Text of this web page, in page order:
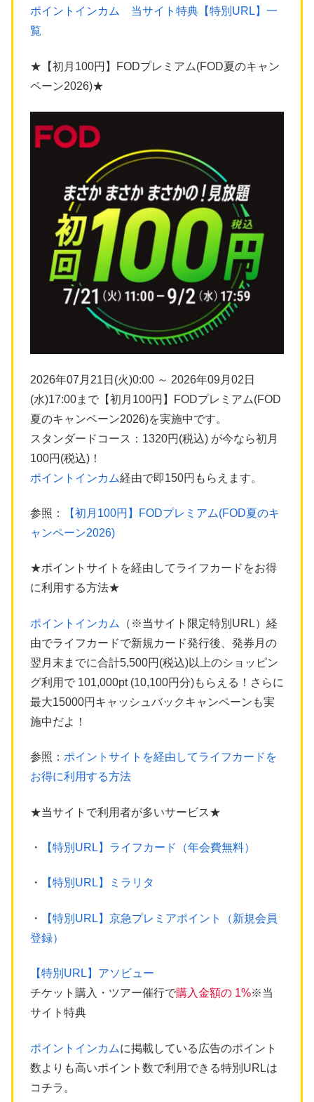
ポイントインカム 当サイト特典【特別URL】一
覧
★【初月100円】FODプレミアム(FOD夏のキャン
ペーン2026)★
2026年07月21日(火)0:00 ～ 2026年09月02日
(水)17:00まで【初月100円】FODプレミアム(FOD
夏のキャンペーン2026)を実施中です。
スタンダードコース：1320円(税込) が今なら初月
100円(税込)！
ポイントインカム経由で即150円もらえます。
参照：
【初月100円】FODプレミアム(FOD夏のキ
ャンペーン2026)
★ポイントサイトを経由してライフカードをお得
に利用する方法★
ポイントインカム
（※当サイト限定特別URL）経
由でライフカードで新規カード発行後、発券月の
翌月末までに合計5,500円(税込)以上のショッピン
グ利用で 101,000pt (10,100円分)もらえる！さらに
最大15000円キャッシュバックキャンペーンも実
施中だよ！
参照： ポイントサイトを経由してライフカードを
お得に利用する方法
★当サイトで利用者が多いサービス★
・ 【特別URL】ライフカード（年会費無料）
・ 【特別URL】ミラリタ
・
【特別URL】京急プレミアポイント（新規会員
登録）
【特別URL】アソビュー
チケット購入・ツアー催行で購入金額の 1%※当
サイト特典
ポイントインカムに掲載している広告のポイント
数よりも高いポイント数で利用できる特別URLは
コチラ。